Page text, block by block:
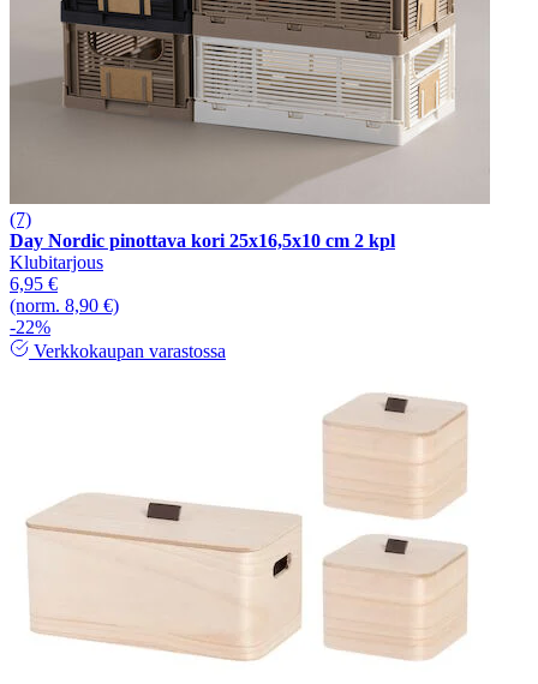
(7)
Day Nordic pinottava kori 25x16,5x10 cm 2 kpl
Klubitarjous
6,95 €
(norm. 8,90 €)
-22%
Verkkokaupan varastossa